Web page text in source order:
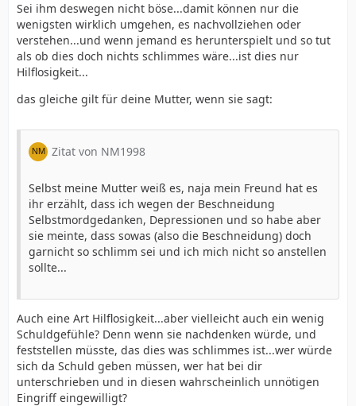
Sei ihm deswegen nicht böse...damit können nur die
wenigsten wirklich umgehen, es nachvollziehen oder
verstehen...und wenn jemand es herunterspielt und so tut
als ob dies doch nichts schlimmes wäre...ist dies nur
Hilflosigkeit...
das gleiche gilt für deine Mutter, wenn sie sagt:
Zitat von NM1998
Selbst meine Mutter weiß es, naja mein Freund hat es
ihr erzählt, dass ich wegen der Beschneidung
Selbstmordgedanken, Depressionen und so habe aber
sie meinte, dass sowas (also die Beschneidung) doch
garnicht so schlimm sei und ich mich nicht so anstellen
sollte...
Auch eine Art Hilflosigkeit...aber vielleicht auch ein wenig
Schuldgefühle? Denn wenn sie nachdenken würde, und
feststellen müsste, das dies was schlimmes ist...wer würde
sich da Schuld geben müssen, wer hat bei dir
unterschrieben und in diesen wahrscheinlich unnötigen
Eingriff eingewilligt?